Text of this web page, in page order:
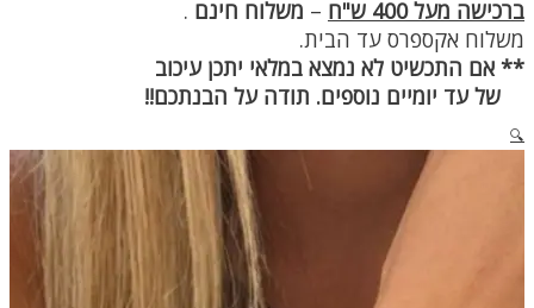
ברכישה מעל 400 ש"ח – משלוח חינם .
משלוח אקספרס עד הבית.
** אם התכשיט לא נמצא במלאי יתכן עיכוב
של עד יומיים נוספים. תודה על הבנתכם!!
🔍